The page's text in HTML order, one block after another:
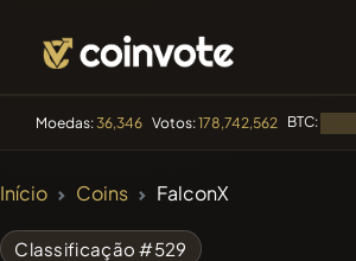
Moedas:36,346 Votos:178,742,562 BTC:
Início Coins FalconX
Classificação #529